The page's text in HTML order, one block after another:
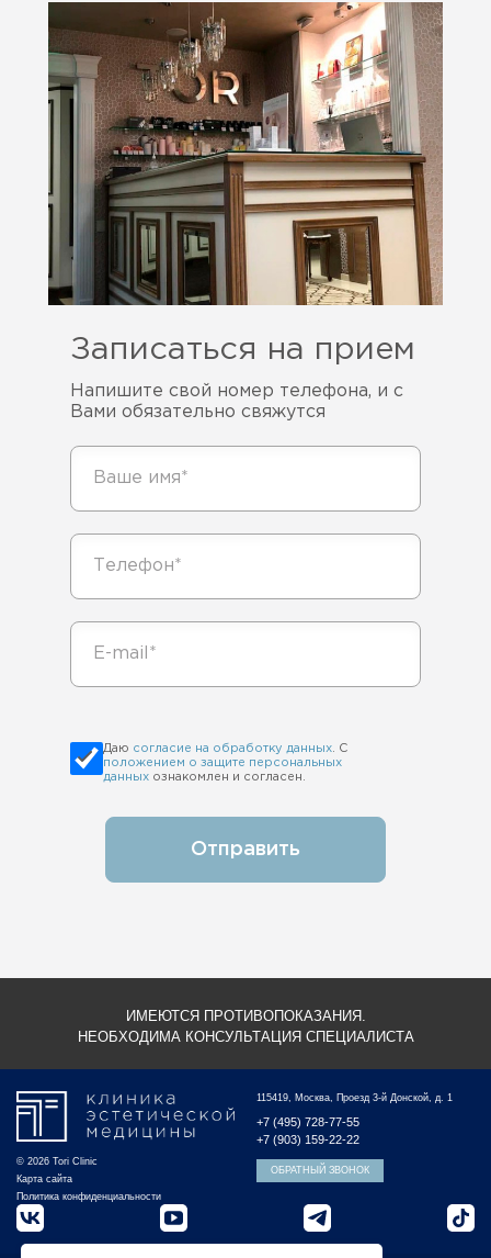
Записаться на прием
Напишите свой номер телефона, и с
Вами обязательно свяжутся
Даю согласие на обработку данных . С
положением о защите персональных
данных ознакомлен и согласен.
Отправить
ИМЕЮТСЯ ПРОТИВОПОКАЗАНИЯ.
НЕОБХОДИМА КОНСУЛЬТАЦИЯ СПЕЦИАЛИСТА
© 2026 Tori Clinic
Карта сайта
Политика конфиденциальности
115419, Москва, Проезд 3-й Донской, д. 1
+7 (495) 728-77-55
+7 (903) 159-22-22
ОБРАТНЫЙ ЗВОНОК